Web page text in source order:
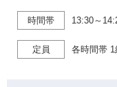
時間帯 13:30～
定員 各時間帯